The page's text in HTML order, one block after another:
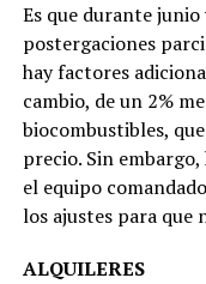
Es que durante
postergaciones
hay factores
cambio, de un 2%
biocombustibles,
precio. Sin
el equipo
los ajustes para que
ALQUILERES